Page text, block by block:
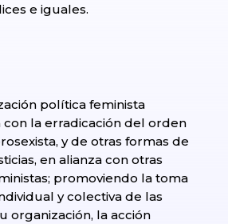
e iguales.
política feminista
la erradicación del orden
y de otras formas de
en alianza con otras
promoviendo la toma
y colectiva de las
organización, la acción